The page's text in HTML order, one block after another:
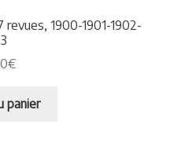
revues, 1900-1901-1902-
€
panier